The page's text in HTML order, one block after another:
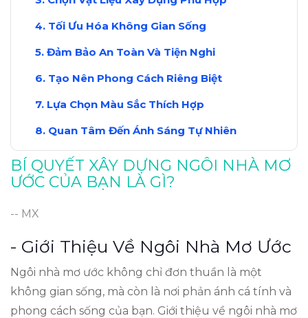
Tối Ưu Hóa Không Gian Sống
Đảm Bảo An Toàn Và Tiện Nghi
Tạo Nên Phong Cách Riêng Biệt
Lựa Chọn Màu Sắc Thích Hợp
Quan Tâm Đến Ánh Sáng Tự Nhiên
Bố Trí Cảnh Quan Xung Quanh
Kết Luận: Hiện Thực Hóa Giấc Mơ
BÍ QUYẾT XÂY DỰNG NGÔI NHÀ MƠ
ƯỚC CỦA BẠN LÀ GÌ?
-- MX
- Giới Thiệu Về Ngôi Nhà Mơ Ước
Ngôi nhà mơ ước không chỉ đơn thuần là một
không gian sống, mà còn là nơi phản ánh cá tính và
phong cách sống của bạn. Giới thiệu về ngôi nhà mơ